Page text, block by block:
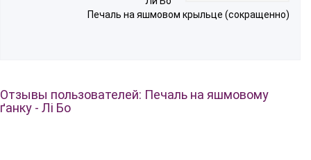
Печаль на яшмовом крыльце (сокращенно)
Отзывы пользователей: Печаль на яшмовому
ґанку - Лі Бо